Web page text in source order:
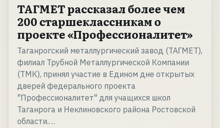
ТАГМЕТ рассказал более чем
200 старшеклассникам о
проекте «Профессионалитет»
Таганрогский металлургический завод (ТАГМЕТ),
филиал Трубной Металлургической Компании
(ТМК), принял участие в Едином дне открытых
дверей федерального проекта
"Профессионалитет" для учащихся школ
Таганрога и Неклиновского района Ростовской
области.…